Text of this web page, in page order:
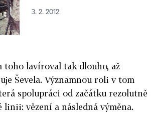
3. 2. 2012
toho lavíroval tak dlouho, až
Ševela. Významnou roli v tom
spolupráci od začátku rezolutně
vězení a následná výměna.